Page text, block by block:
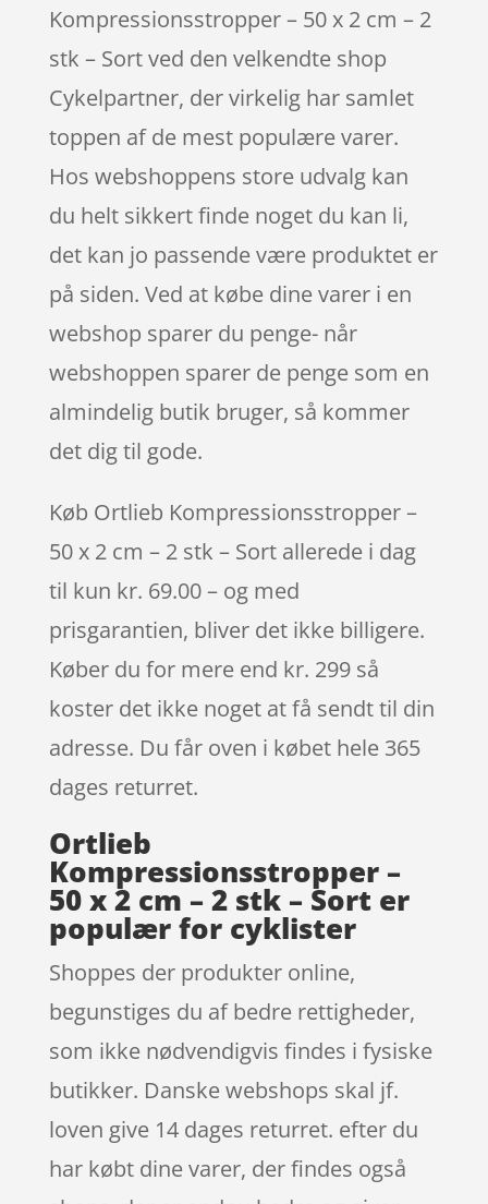
Kompressionsstropper – 50 x 2 cm – 2
stk – Sort ved den velkendte shop
Cykelpartner, der virkelig har samlet
toppen af de mest populære varer.
Hos webshoppens store udvalg kan
du helt sikkert finde noget du kan li,
det kan jo passende være produktet er
på siden. Ved at købe dine varer i en
webshop sparer du penge- når
webshoppen sparer de penge som en
almindelig butik bruger, så kommer
det dig til gode.
Køb Ortlieb Kompressionsstropper –
50 x 2 cm – 2 stk – Sort allerede i dag
til kun kr. 69.00 – og med
prisgarantien, bliver det ikke billigere.
Køber du for mere end kr. 299 så
koster det ikke noget at få sendt til din
adresse. Du får oven i købet hele 365
dages returret.
Ortlieb
Kompressionsstropper –
50 x 2 cm – 2 stk – Sort er
populær for cyklister
Shoppes der produkter online,
begunstiges du af bedre rettigheder,
som ikke nødvendigvis findes i fysiske
butikker. Danske webshops skal jf.
loven give 14 dages returret. efter du
har købt dine varer, der findes også